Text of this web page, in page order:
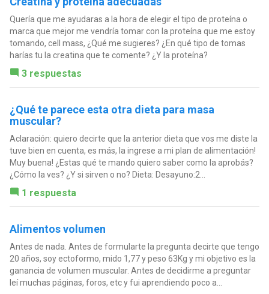
Quería que me ayudaras a la hora de elegir el tipo de proteína o
marca que mejor me vendría tomar con la proteína que me estoy
tomando, cell mass, ¿Qué me sugieres? ¿En qué tipo de tomas
harías tu la creatina que te comente? ¿Y la proteína?
3 respuestas
¿Qué te parece esta otra dieta para masa
muscular?
Aclaración: quiero decirte que la anterior dieta que vos me diste la
tuve bien en cuenta, es más, la ingrese a mi plan de alimentación!
Muy buena! ¿Estas qué te mando quiero saber como la aprobás?
¿Cómo la ves? ¿Y si sirven o no? Dieta: Desayuno:2...
1 respuesta
Alimentos volumen
Antes de nada. Antes de formularte la pregunta decirte que tengo
20 años, soy ectoformo, mido 1,77 y peso 63Kg y mi objetivo es la
ganancia de volumen muscular. Antes de decidirme a preguntar
leí muchas páginas, foros, etc y fui aprendiendo poco a...